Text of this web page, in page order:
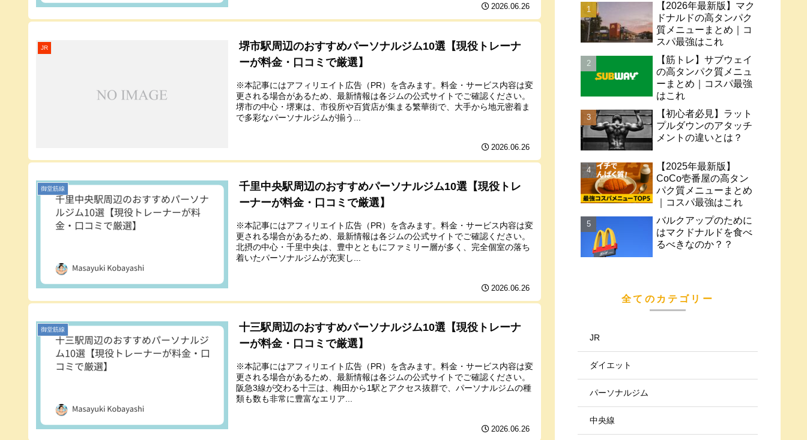
2026.06.26
JR
堺市駅周辺のおすすめパーソナルジム10選【現役トレーナ
ーが料金・口コミで厳選】
※本記事にはアフィリエイト広告（PR）を含みます。料金・サービス内容は変
更される場合があるため、最新情報は各ジムの公式サイトでご確認ください。
堺市の中心・堺東は、市役所や百貨店が集まる繁華街で、大手から地元密着ま
で多彩なパーソナルジムが揃う...
2026.06.26
御堂筋線
千里中央駅周辺のおすすめパーソナルジム10選【現役トレ
ーナーが料金・口コミで厳選】
※本記事にはアフィリエイト広告（PR）を含みます。料金・サービス内容は変
更される場合があるため、最新情報は各ジムの公式サイトでご確認ください。
北摂の中心・千里中央は、豊中とともにファミリー層が多く、完全個室の落ち
着いたパーソナルジムが充実し...
2026.06.26
御堂筋線
十三駅周辺のおすすめパーソナルジム10選【現役トレーナ
ーが料金・口コミで厳選】
※本記事にはアフィリエイト広告（PR）を含みます。料金・サービス内容は変
更される場合があるため、最新情報は各ジムの公式サイトでご確認ください。
阪急3線が交わる十三は、梅田から1駅とアクセス抜群で、パーソナルジムの種
類も数も非常に豊富なエリア...
2026.06.26
【2026年最新版】マク
ドナルドの高タンパク
質メニューまとめ｜コ
スパ最強はこれ
【筋トレ】サブウェイ
の高タンパク質メニュ
ーまとめ｜コスパ最強
はこれ
【初心者必見】ラット
プルダウンのアタッチ
メントの違いとは？
【2025年最新版】
CoCo壱番屋の高タン
パク質メニューまとめ
｜コスパ最強はこれ
バルクアップのために
はマクドナルドを食べ
るべきなのか？？
全てのカテゴリー
JR
ダイエット
パーソナルジム
中央線